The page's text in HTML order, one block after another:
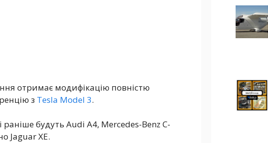
отримає модифікацію повністю
з Tesla Model 3.
будуть Audi A4, Mercedes-Benz C-
Jaguar XE.